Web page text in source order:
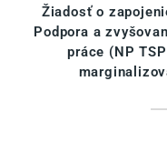
Žiadosť o
Podpora a
práce (NP